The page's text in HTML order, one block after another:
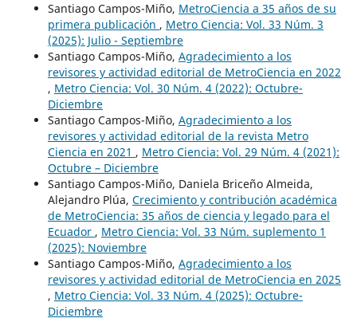
Santiago Campos-Miño, MetroCiencia a 35 años de su
primera publicación , Metro Ciencia: Vol. 33 Núm. 3
(2025): Julio - Septiembre
Santiago Campos-Miño, Agradecimiento a los
revisores y actividad editorial de MetroCiencia en 2022
, Metro Ciencia: Vol. 30 Núm. 4 (2022): Octubre-
Diciembre
Santiago Campos-Miño, Agradecimiento a los
revisores y actividad editorial de la revista Metro
Ciencia en 2021 , Metro Ciencia: Vol. 29 Núm. 4 (2021):
Octubre – Diciembre
Santiago Campos-Miño, Daniela Briceño Almeida,
Alejandro Plúa, Crecimiento y contribución académica
de MetroCiencia: 35 años de ciencia y legado para el
Ecuador , Metro Ciencia: Vol. 33 Núm. suplemento 1
(2025): Noviembre
Santiago Campos-Miño, Agradecimiento a los
revisores y actividad editorial de MetroCiencia en 2025
, Metro Ciencia: Vol. 33 Núm. 4 (2025): Octubre-
Diciembre